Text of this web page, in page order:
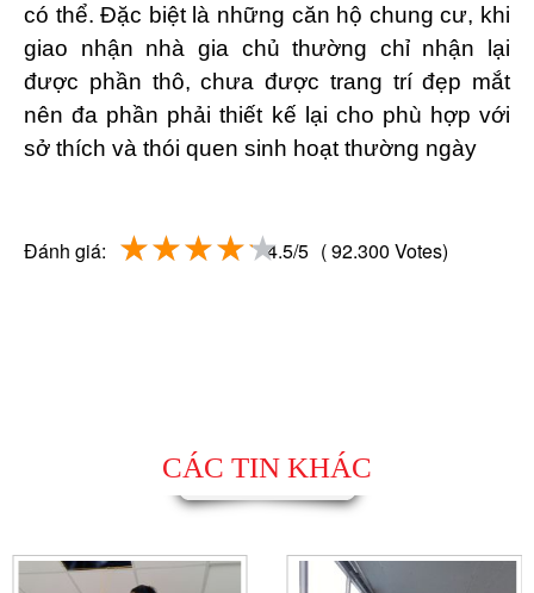
có thể. Đặc biệt là những căn hộ chung cư, khi
giao nhận nhà gia chủ thường chỉ nhận lại
được phần thô, chưa được trang trí đẹp mắt
nên đa phần phải thiết kế lại cho phù hợp với
sở thích và thói quen sinh hoạt thường ngày
Đánh giá: 4.5/5 ( 92.300 Votes)
CÁC TIN KHÁC